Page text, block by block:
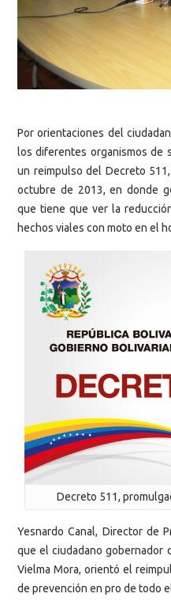
Por orientaciones del
los diferentes organismos de
un reimpulso del Decreto
octubre de 2013, en donde
que tiene que ver la
hechos viales con moto en el
Decreto 511,
Yesnardo Canal, Director de
que el ciudadano gobernador
Vielma Mora, orientó el
de prevención en pro de todo